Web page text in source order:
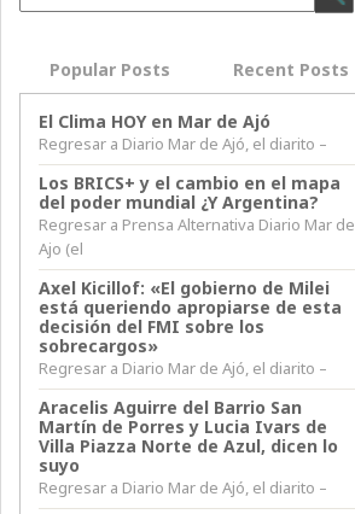
Popular Posts Recent Posts
El Clima HOY en Mar de Ajó
Regresar a Diario Mar de Ajó, el diarito –
Los BRICS+ y el cambio en el mapa
del poder mundial ¿Y Argentina?
Regresar a Prensa Alternativa Diario Mar de
Ajo (el
Axel Kicillof: «El gobierno de Milei
está queriendo apropiarse de esta
decisión del FMI sobre los
sobrecargos»
Regresar a Diario Mar de Ajó, el diarito –
Aracelis Aguirre del Barrio San
Martín de Porres y Lucia Ivars de
Villa Piazza Norte de Azul, dicen lo
suyo
Regresar a Diario Mar de Ajó, el diarito –